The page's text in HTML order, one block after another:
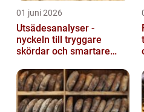
01 juni 2026
Utsädesanalyser -
nyckeln till tryggare
skördar och smartare